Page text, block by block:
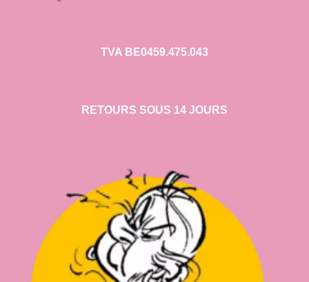
TVA BE0459.475.043
RETOURS SOUS 14 JOURS